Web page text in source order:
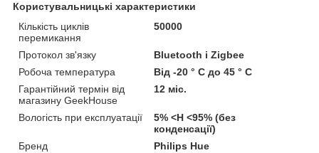
Користувальницькі характеристики
Кількість циклів
перемикання
50000
Протокол зв'язку
Bluetooth і Zigbee
Робоча температура
Від -20 ° C до 45 ° C
Гарантійний термін від
магазину GeekHouse
12 міс.
Вологість при експлуатації
5% <H <95% (без
конденсації)
Бренд
Philips Hue